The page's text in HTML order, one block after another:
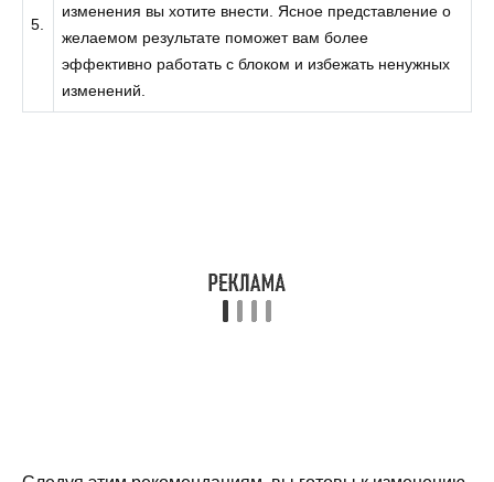
5.
изменения вы хотите внести. Ясное представление о
желаемом результате поможет вам более
эффективно работать с блоком и избежать ненужных
изменений.